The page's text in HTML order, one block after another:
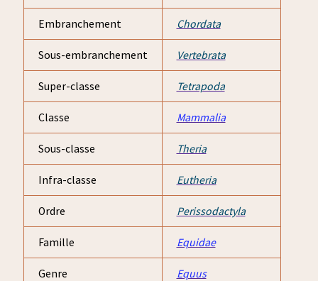
Embranchement Chordata
Sous-embranchement Vertebrata
Super-classe Tetrapoda
Classe Mammalia
Sous-classe Theria
Infra-classe Eutheria
Ordre Perissodactyla
Famille Equidae
Genre Equus